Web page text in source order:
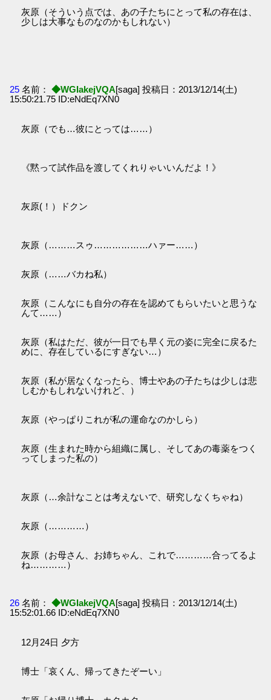
灰原（そういう点では、あの子たちにとって私の存在は、
少しは大事なものなのかもしれない）
25 名前： ◆WGIakejVQA[saga] 投稿日：2013/12/14(土)
15:50:21.75 ID:eNdEq7XN0
灰原（でも…彼にとっては……）
《黙って試作品を渡してくれりゃいいんだよ！》
灰原(！）ドクン
灰原（………スゥ………………ハァー……）
灰原（……バカね私）
灰原（こんなにも自分の存在を認めてもらいたいと思うな
んて……）
灰原（私はただ、彼が一日でも早く元の姿に完全に戻るた
めに、存在しているにすぎない…）
灰原（私が居なくなったら、博士やあの子たちは少しは悲
しむかもしれないけれど、）
灰原（やっぱりこれが私の運命なのかしら）
灰原（生まれた時から組織に属し、そしてあの毒薬をつく
ってしまった私の）
灰原（…余計なことは考えないで、研究しなくちゃね）
灰原（…………）
灰原（お母さん、お姉ちゃん、これで…………合ってるよ
ね…………）
26 名前： ◆WGIakejVQA[saga] 投稿日：2013/12/14(土)
15:52:01.66 ID:eNdEq7XN0
12月24日 夕方
博士「哀くん、帰ってきたぞーい」